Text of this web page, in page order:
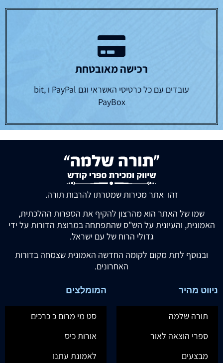
רכישה מאובטחת
עובדים עם כל כרטיסי האשראי וגם PayPal ו bit,
PayBox
זהו אתר מכירות שמטרתו להרבות תורה.
שמו של האתר הוא מהרצון להקיף את הספרות ההלכתית,
האמונית, והעיונית על הש"ס שהתפתחה במרוצת הדורות על ידי
גדולי הרוח של עם ישראל.
ובנוסף לתת מקום לקומה החדשה האמונית שצמחה בדורות
האחרונים.
ניווט מהיר
תורה שלמה
ספרי הוצאה לאור
מבצעים
המומלצים
סט מי מרום כ כרכים
אורות כיס
לאמונת עתנו